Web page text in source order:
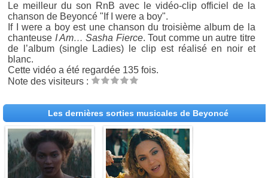
Le meilleur du son RnB avec le vidéo-clip officiel de la
chanson de Beyoncé "If I were a boy".
If I were a boy est une chanson du troisième album de la
chanteuse I Am… Sasha Fierce. Tout comme un autre titre
de l’album (single Ladies) le clip est réalisé en noir et
blanc.
Cette vidéo a été regardée 135 fois.
Note des visiteurs :
Les dernières sorties musicales de Beyoncé